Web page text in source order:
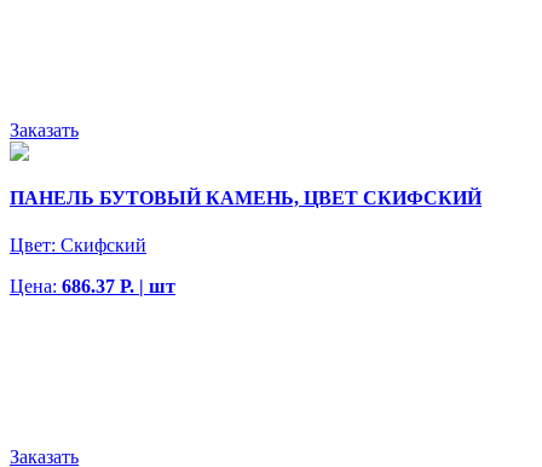
Заказать
ПАНЕЛЬ БУТОВЫЙ КАМЕНЬ, ЦВЕТ СКИФСКИЙ
Цвет: Скифский
Цена: 686.37 Р. | шт
Заказать